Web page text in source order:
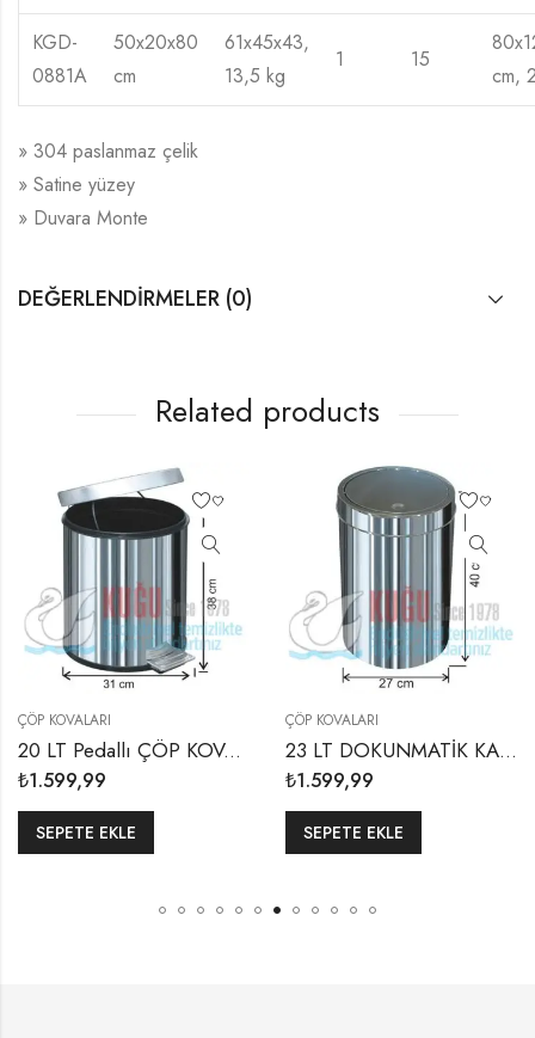
KGD-
0881A
50x20x80
cm
61x45x43,
13,5 kg
1 15
cm,
» 304 paslanmaz çelik
» Satine yüzey
» Duvara Monte
DEĞERLENDIRMELER (0)
Related products
ÇÖP KOVALARI
20 LT Pedallı ÇÖP KOVASI
₺1.599,99
SEPETE EKLE
ÇÖP KOVALARI
23 LT DOKUNMATİK KAPAKLI PASLANMAZ ÇÖP KOVASI
₺1.599,99
SEPETE EKLE